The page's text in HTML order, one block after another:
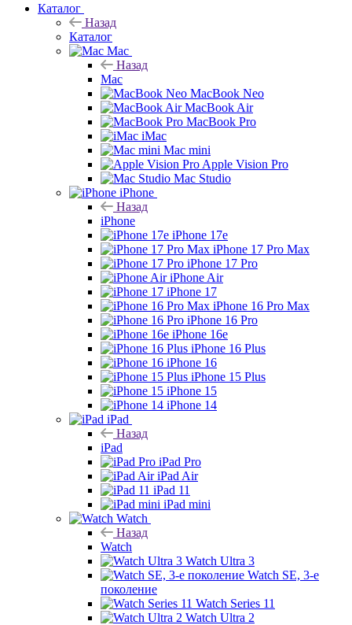
Каталог
Назад
Каталог
Mac
Назад
Mac
MacBook Neo
MacBook Air
MacBook Pro
iMac
Mac mini
Apple Vision Pro
Mac Studio
iPhone
Назад
iPhone
iPhone 17e
iPhone 17 Pro Max
iPhone 17 Pro
iPhone Air
iPhone 17
iPhone 16 Pro Max
iPhone 16 Pro
iPhone 16e
iPhone 16 Plus
iPhone 16
iPhone 15 Plus
iPhone 15
iPhone 14
iPad
Назад
iPad
iPad Pro
iPad Air
iPad 11
iPad mini
Watch
Назад
Watch
Watch Ultra 3
Watch SE, 3-е
поколение
Watch Series 11
Watch Ultra 2